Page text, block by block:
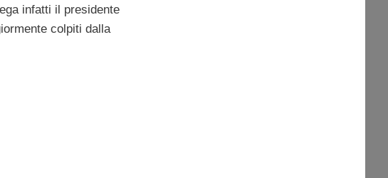
infatti il presidente
colpiti dalla